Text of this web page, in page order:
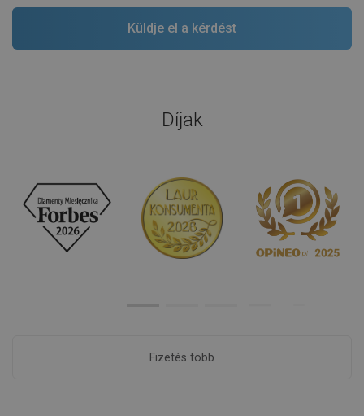
Díjak
Fizetés több